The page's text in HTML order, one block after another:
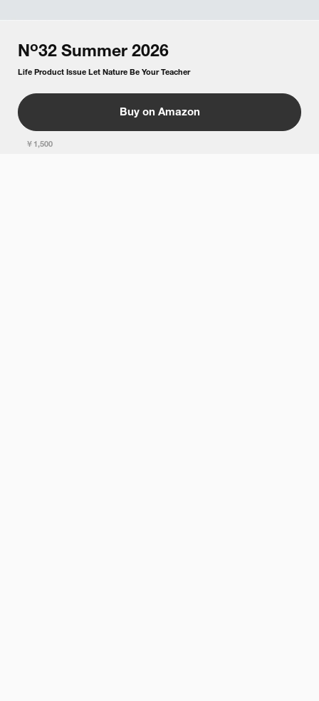
No32 Summer 2026
Life Product Issue Let Nature Be Your Teacher
Buy on Amazon
￥1,500